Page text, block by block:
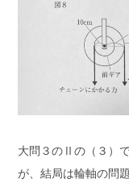
大問３のⅡの（３）
が、結局は輪軸の問